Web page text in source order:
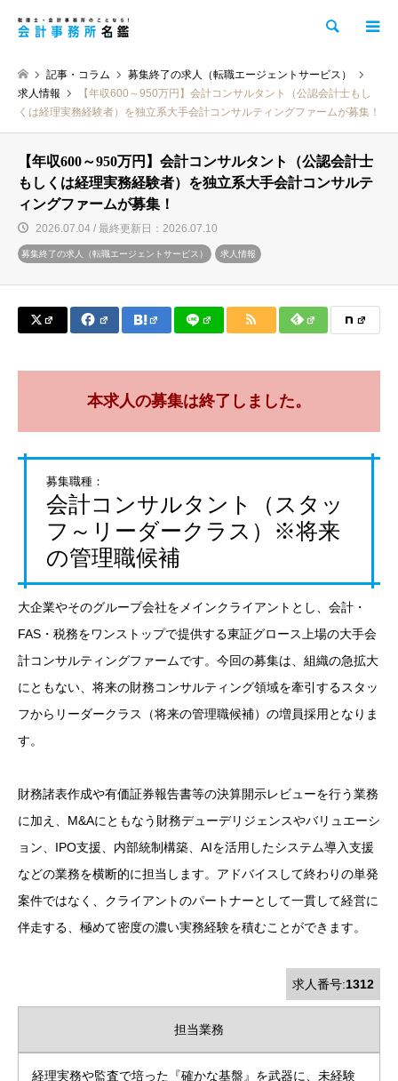
検索
記事・コラム
募集終了の求人（転職エージェントサービス）
求人情報
【年収600～950万円】会計コンサルタント（公認会計士もし
くは経理実務経験者）を独立系大手会計コンサルティングファームが募集！
【年収600～950万円】会計コンサルタント（公認会計士
もしくは経理実務経験者）を独立系大手会計コンサルテ
ィングファームが募集！
2026.07.04 / 最終更新日：2026.07.10
募集終了の求人（転職エージェントサービス） 求人情報
本求人の募集は終了しました。
募集職種：
会計コンサルタント（スタッ
フ～リーダークラス）※将来
の管理職候補
大企業やそのグループ会社をメインクライアントとし、会計・
FAS・税務をワンストップで提供する東証グロース上場の大手会
計コンサルティングファームです。今回の募集は、組織の急拡大
にともない、将来の財務コンサルティング領域を牽引するスタッ
フからリーダークラス（将来の管理職候補）の増員採用となりま
す。
財務諸表作成や有価証券報告書等の決算開示レビューを行う業務
に加え、M&Aにともなう財務デューデリジェンスやバリュエーシ
ョン、IPO支援、内部統制構築、AIを活用したシステム導入支援
などの業務を横断的に担当します。アドバイスして終わりの単発
案件ではなく、クライアントのパートナーとして一貫して経営に
伴走する、極めて密度の濃い実務経験を積むことができます。
求人番号:1312
担当業務
経理実務や監査で培った『確かな基盤』を武器に、未経験